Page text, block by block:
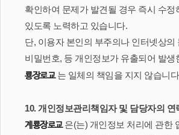
확인하여 문제가 발견될 경우 즉시 수정
있도록 노력하고 있습니다.
단, 이용자 본인의 부주의나 인터넷상의
비밀번호, 등 개인정보가 유출되어 발생
룡장로교는 일체의 책임을 지지 않습니
10. 개인정보관리책임자 및 담당자의 연
계룡장로교은(는) 개인정보 처리에 관한